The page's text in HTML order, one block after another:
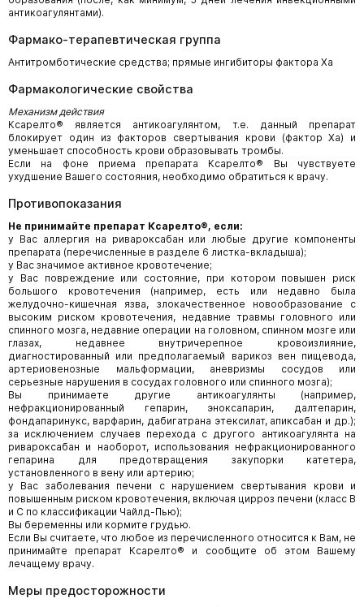
антикоагулянтами).
Фармако-терапевтическая группа
Антитромботические средства; прямые ингибиторы фактора Ха
Фармакологические свойства
Механизм действия
Ксарелто® является антикоагулянтом, т.е. данный препарат
блокирует один из факторов свертывания крови (фактор Ха) и
уменьшает способность крови образовывать тромбы.
Если на фоне приема препарата Ксарелто® Вы чувствуете
ухудшение Вашего состояния, необходимо обратиться к врачу.
Противопоказания
Не принимайте препарат Ксарелто®, если:
у Вас аллергия на ривароксабан или любые другие компоненты
препарата (перечисленные в разделе 6 листка-вкладыша);
у Вас значимое активное кровотечение;
у Вас повреждение или состояние, при котором повышен риск
большого кровотечения (например, есть или недавно была
желудочно-кишечная язва, злокачественное новообразование с
высоким риском кровотечения, недавние травмы головного или
спинного мозга, недавние операции на головном, спинном мозге или
глазах, недавнее внутричерепное кровоизлияние,
диагностированный или предполагаемый варикоз вен пищевода,
артериовенозные мальформации, аневризмы сосудов или
серьезные нарушения в сосудах головного или спинного мозга);
Вы принимаете другие антикоагулянты (например,
нефракционированный гепарин, эноксапарин, далтепарин,
фондапаринукс, варфарин, дабигатрана этексилат, апиксабан и др.);
за исключением случаев перехода с другого антикоагулянта на
ривароксабан и наоборот, использования нефракционированного
гепарина для предотвращения закупорки катетера,
установленного в вену или артерию;
у Вас заболевания печени с нарушением свертывания крови и
повышенным риском кровотечения, включая цирроз печени (класс В
и С по классификации Чайлд-Пью);
Вы беременны или кормите грудью.
Если Вы считаете, что любое из перечисленного относится к Вам, не
принимайте препарат Ксарелто® и сообщите об этом Вашему
лечащему врачу.
Меры предосторожности